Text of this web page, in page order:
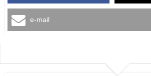
e-mail